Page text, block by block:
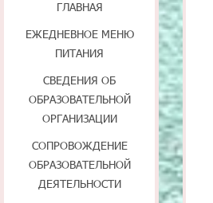
ГЛАВНАЯ
ЕЖЕДНЕВНОЕ МЕНЮ
ПИТАНИЯ
СВЕДЕНИЯ ОБ
ОБРАЗОВАТЕЛЬНОЙ
ОРГАНИЗАЦИИ
СОПРОВОЖДЕНИЕ
ОБРАЗОВАТЕЛЬНОЙ
ДЕЯТЕЛЬНОСТИ